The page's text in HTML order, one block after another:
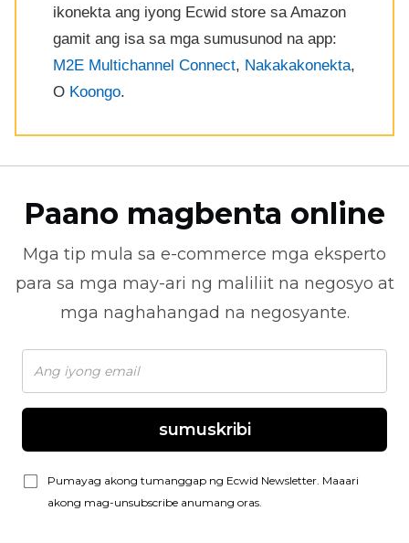
ikonekta ang iyong Ecwid store sa Amazon
gamit ang isa sa mga sumusunod na app:
M2E Multichannel Connect, Nakakakonekta,
O Koongo.
Paano magbenta online
Mga tip mula sa e-commerce mga eksperto
para sa mga may-ari ng maliliit na negosyo at
mga naghahangad na negosyante.
sumuskribi
Pumayag akong tumanggap ng Ecwid Newsletter. Maaari
akong mag-unsubscribe anumang oras.